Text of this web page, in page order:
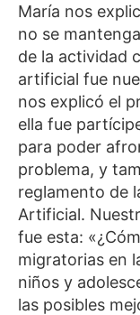
María nos
no se
de la actividad
artificial fue
nos explicó el
ella fue
para poder
problema, y
reglamento de
Artificial.
fue esta:
migratorias en
niños y
las posibles